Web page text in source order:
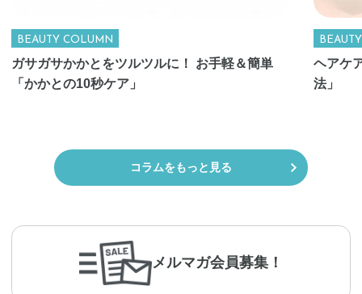
BEAUTY COLUMN
ガサガサかかとをツルツルに！ お手軽＆簡単
「かかとの10秒ケア」
ヘアケ
法」
コラムをもっと見る
メルマガ会員募集！